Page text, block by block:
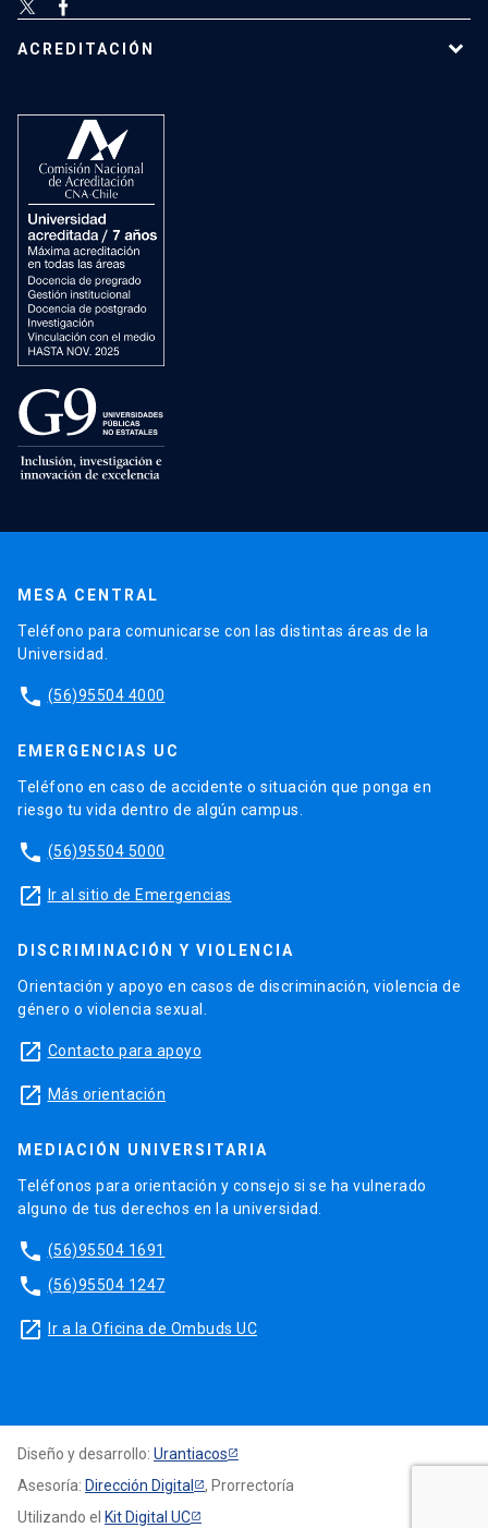
ACREDITACIÓN
MESA CENTRAL
Teléfono para comunicarse con las distintas áreas de la
Universidad.
phone (56)95504 4000
EMERGENCIAS UC
Teléfono en caso de accidente o situación que ponga en
riesgo tu vida dentro de algún campus.
phone (56)95504 5000
launch Ir al sitio de Emergencias
DISCRIMINACIÓN Y VIOLENCIA
Orientación y apoyo en casos de discriminación, violencia de
género o violencia sexual.
launch Contacto para apoyo
launch Más orientación
MEDIACIÓN UNIVERSITARIA
Teléfonos para orientación y consejo si se ha vulnerado
alguno de tus derechos en la universidad.
phone (56)95504 1691
phone (56)95504 1247
launch Ir a la Oficina de Ombuds UC
Diseño y desarrollo: Urantiacos
Asesoría: Dirección Digital
, Prorrectoría
Utilizando el Kit Digital UC